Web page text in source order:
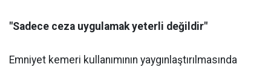
"Sadece ceza uygulamak yeterli değildir"
Emniyet kemeri kullanımının yaygınlaştırılmasında